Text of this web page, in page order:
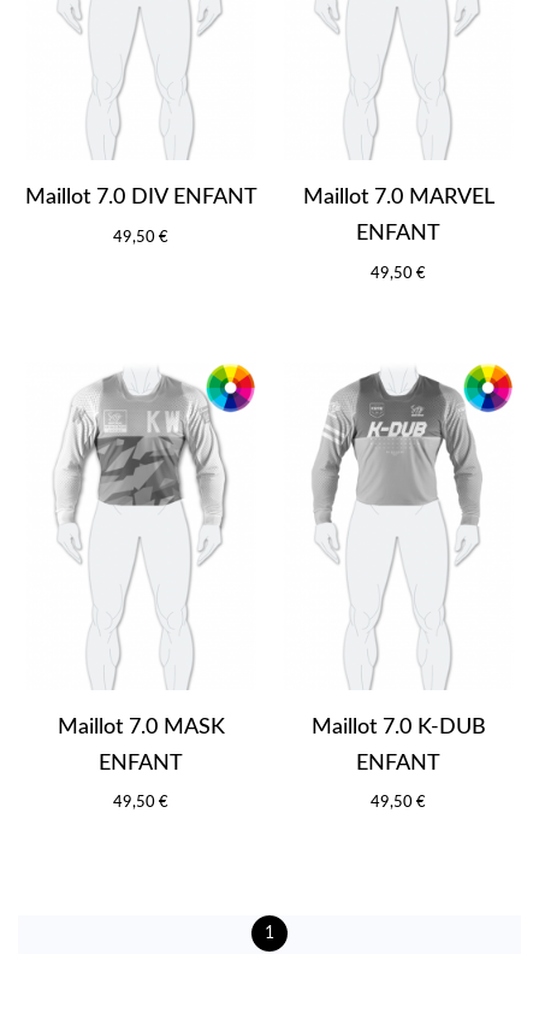
Maillot 7.0 DIV ENFANT
49,50 €
Maillot 7.0 MARVEL
ENFANT
49,50 €
Maillot 7.0 MASK
ENFANT
49,50 €
Maillot 7.0 K-DUB
ENFANT
49,50 €
1